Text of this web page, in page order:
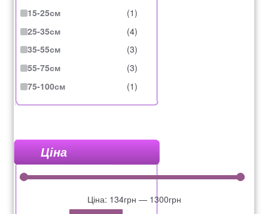
15-25см
(1)
25-35см
(4)
35-55см
(3)
55-75см
(3)
75-100см
(1)
Ціна
Ціна: 134грн — 1300грн